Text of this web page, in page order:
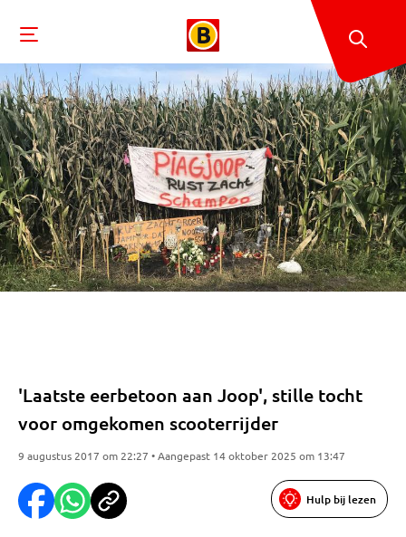
'Laatste eerbetoon aan Joop', stille tocht
voor omgekomen scooterrijder
9 augustus 2017 om 22:27 • Aangepast 14 oktober 2025 om 13:47
Hulp bij lezen